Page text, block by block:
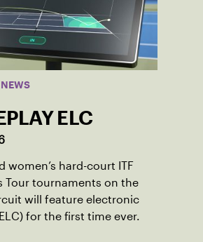
NEWS
ELC
women’s hard-court ITF
Tour tournaments on the
will feature electronic
for the first time ever.